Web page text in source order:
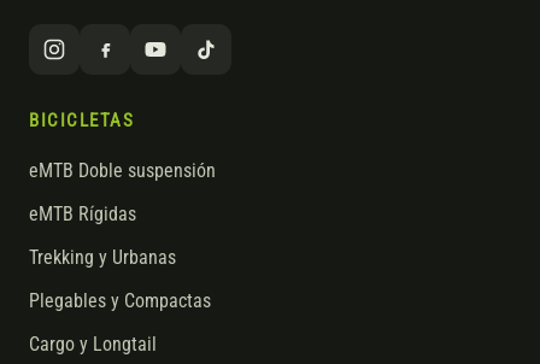
BICICLETAS
eMTB Doble suspensión
eMTB Rígidas
Trekking y Urbanas
Plegables y Compactas
Cargo y Longtail